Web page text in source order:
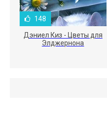
148
Дэниел Киз - Цветы для
Элджернона